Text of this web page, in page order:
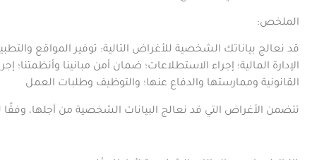
الملخص:
قد نعالج بياناتك الشخصية للأغراض التالية: توفير المواقع
الإدارة المالية؛ إجراء الاستطلاعات؛ ضمان أمن مبانينا وأنظمتنا؛
القانونية وممارستها والدفاع عنها؛ والتوظيف وطلبات العمل
تتضمن الأغراض التي قد نعالج البيانات الشخصية من أجلها،